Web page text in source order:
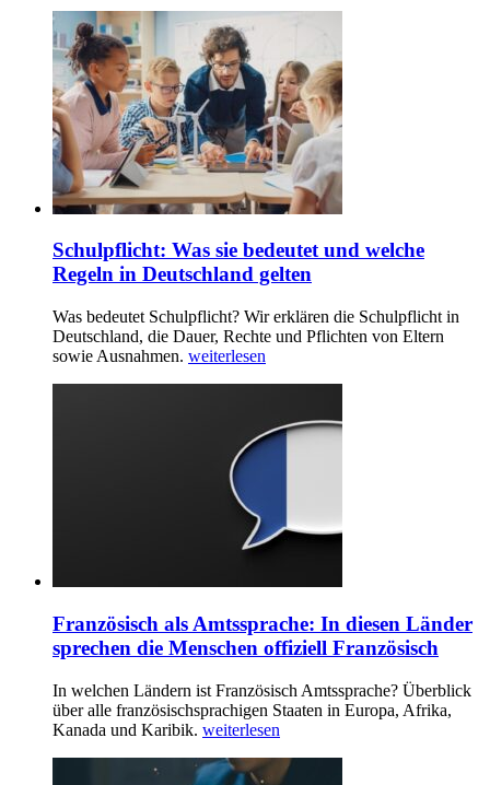
Schulpflicht: Was sie bedeutet und welche
Regeln in Deutschland gelten
Was bedeutet Schulpflicht? Wir erklären die Schulpflicht in
Deutschland, die Dauer, Rechte und Pflichten von Eltern
sowie Ausnahmen. weiterlesen
Französisch als Amtssprache: In diesen Länder
sprechen die Menschen offiziell Französisch
In welchen Ländern ist Französisch Amtssprache? Überblick
über alle französischsprachigen Staaten in Europa, Afrika,
Kanada und Karibik. weiterlesen